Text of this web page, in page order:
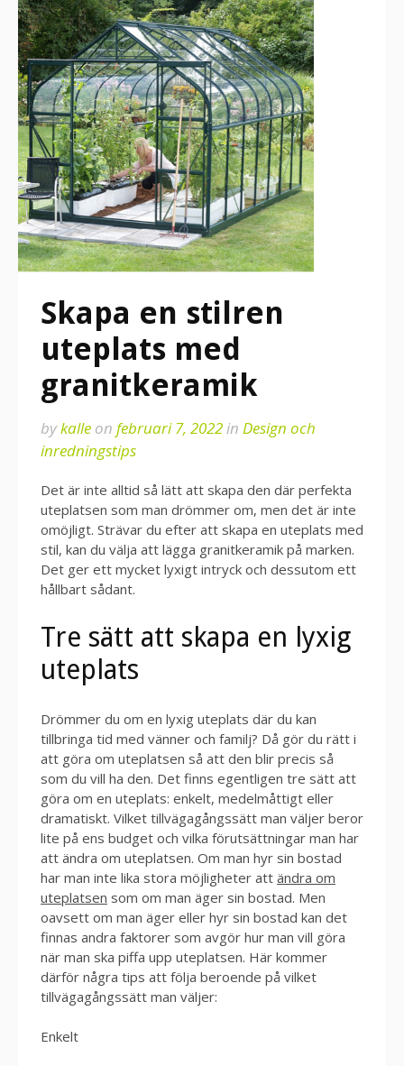
Skapa en stilren
uteplats med
granitkeramik
bykalle on februari 7, 2022in Design och
inredningstips
Det är inte alltid så lätt att skapa den där perfekta
uteplatsen som man drömmer om, men det är inte
omöjligt. Strävar du efter att skapa en uteplats med
stil, kan du välja att lägga granitkeramik på marken.
Det ger ett mycket lyxigt intryck och dessutom ett
hållbart sådant.
Tre sätt att skapa en lyxig
uteplats
Drömmer du om en lyxig uteplats där du kan
tillbringa tid med vänner och familj? Då gör du rätt i
att göra om uteplatsen så att den blir precis så
som du vill ha den. Det finns egentligen tre sätt att
göra om en uteplats: enkelt, medelmåttigt eller
dramatiskt. Vilket tillvägagångssätt man väljer beror
lite på ens budget och vilka förutsättningar man har
att ändra om uteplatsen. Om man hyr sin bostad
har man inte lika stora möjligheter att ändra om
uteplatsen som om man äger sin bostad. Men
oavsett om man äger eller hyr sin bostad kan det
finnas andra faktorer som avgör hur man vill göra
när man ska piffa upp uteplatsen. Här kommer
därför några tips att följa beroende på vilket
tillvägagångssätt man väljer:
Enkelt